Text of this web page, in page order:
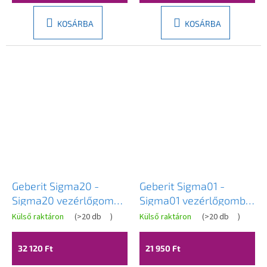
KOSÁRBA KOSÁRBA
Geberit Sigma20 -
Sigma20 vezérlőgomb,
fehér / arany,
115.882.KK.1
A
termék
értékelése
5-
Külső raktáron (>20 db )
32 120 Ft
Geberit Sigma01 -
Sigma01 vezérlőgomb,
fekete fényes,
115.770.DW.5
Külső raktáron (>20 db )
21 950 Ft